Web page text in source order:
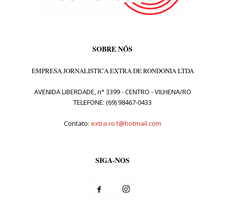
SOBRE NÓS
EMPRESA JORNALISTICA EXTRA DE RONDONIA LTDA
AVENIDA LIBERDADE, n° 3399 - CENTRO - VILHENA/RO
TELEFONE: (69) 98467-0433
Contato: extra.ro1@hotmail.com
SIGA-NOS